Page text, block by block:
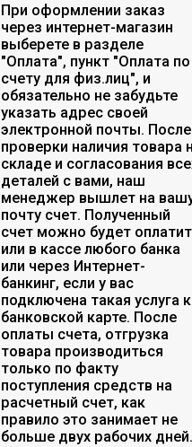
При оформлении заказ
через интернет-магазин
выберете в разделе
"Оплата", пункт "Оплата по
счету для физ.лиц", и
обязательно не забудьте
указать адрес своей
электронной почты. После
проверки наличия товара
складе и согласования
деталей с вами, наш
менеджер вышлет на
почту счет. Полученный
счет можно будет
или в кассе любого банка
или через Интернет-
банкинг, если у вас
подключена такая услуга к
банковской карте. После
оплаты счета, отгрузка
товара производиться
только по факту
поступления средств на
расчетный счет, как
правило это занимает не
больше двух рабочих дней.